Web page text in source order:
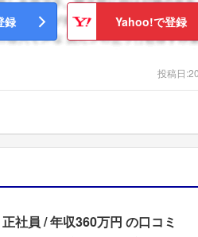
録 Yahoo!で登録
投稿日:
正社員 年収360万円 の口コミ